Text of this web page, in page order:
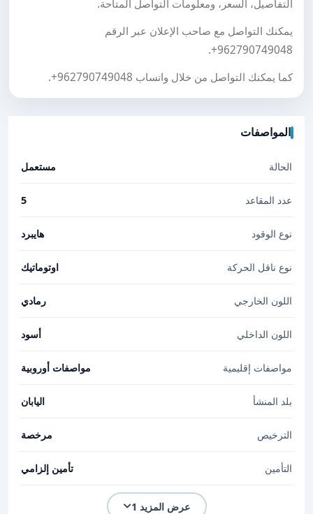
التفاصيل، السعر، ومعلومات التواصل المتاحة.
يمكنك التواصل مع صاحب الإعلان عبر الرقم
+962790749048
.
كما يمكنك التواصل من خلال واتساب +962790749048
.
المواصفات
الحالة مستعمل
عدد المقاعد 5
نوع الوقود هايبرد
نوع ناقل الحركة اوتوماتيك
اللون الخارجي رمادي
اللون الداخلي أسود
مواصفات إقليمية مواصفات أوروبية
بلد المنشأ اليابان
الترخيص مرخصة
التأمين تأمين إلزامي
عرض المزيد 1